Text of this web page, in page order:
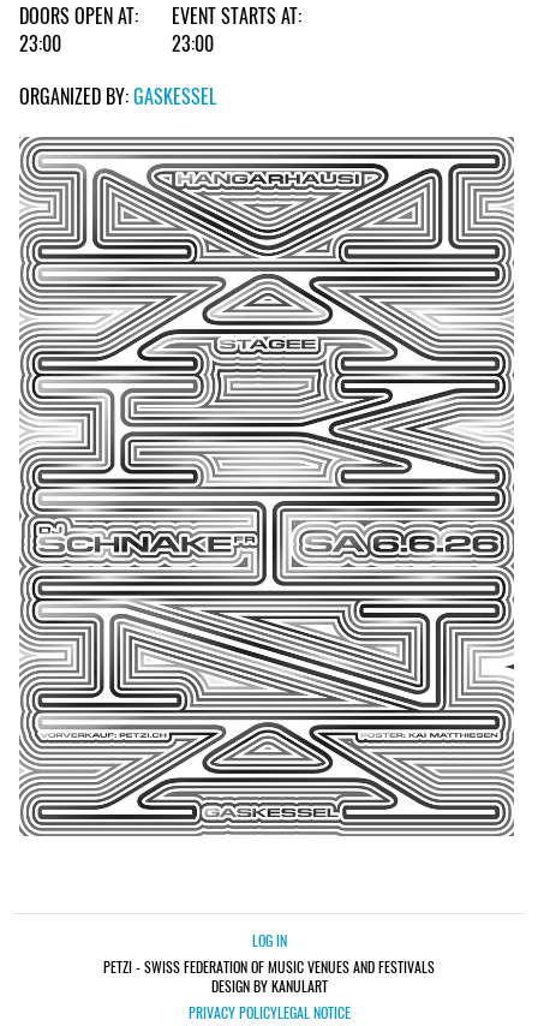
DOORS OPEN AT:
23:00
EVENT STARTS AT:
23:00
ORGANIZED BY:GASKESSEL
LOG IN
PETZI - SWISS FEDERATION OF MUSIC VENUES AND FESTIVALS
DESIGN BY KANULART
PRIVACY POLICYLEGAL NOTICE